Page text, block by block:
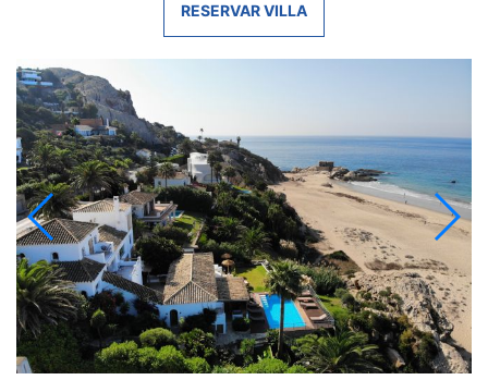
RESERVAR VILLA